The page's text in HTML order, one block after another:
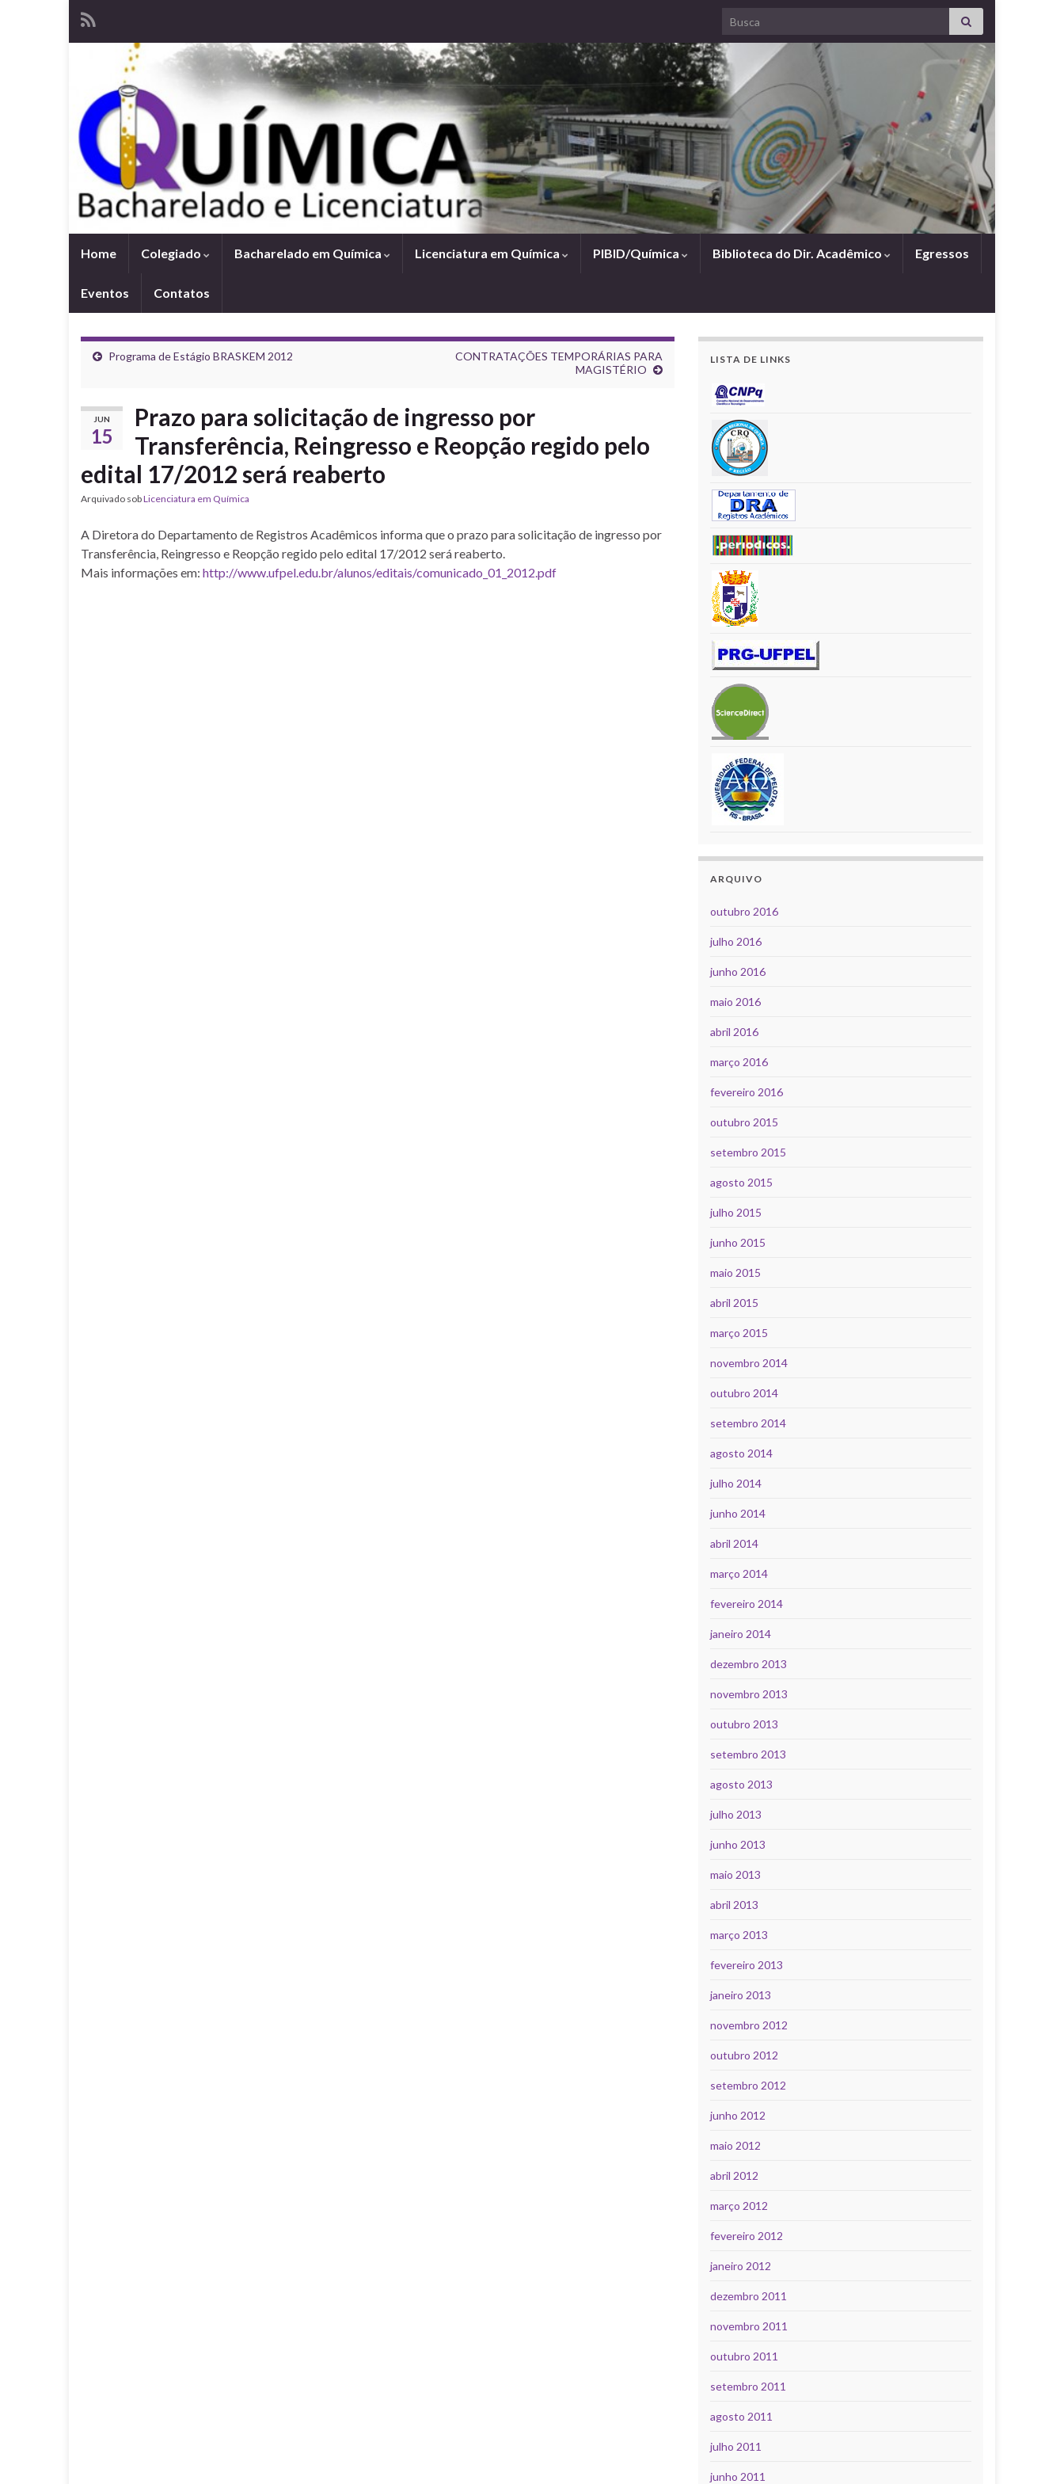
Search for:
Home Colegiado Bacharelado em Química Licenciatura em Química PIBID/Química Biblioteca do Dir. Acadêmico Egressos
Eventos Contatos
Programa de Estágio BRASKEM 2012
CONTRATAÇÕES TEMPORÁRIAS PARA
MAGISTÉRIO
JUN
15
Prazo para solicitação de ingresso por
Transferência, Reingresso e Reopção regido pelo
edital 17/2012 será reaberto
Arquivado sobLicenciatura em Química
A Diretora do Departamento de Registros Acadêmicos informa que o prazo para solicitação de ingresso por
Transferência, Reingresso e Reopção regido pelo edital 17/2012 será reaberto.
Mais informações em: http://www.ufpel.edu.br/alunos/editais/comunicado_01_2012.pdf
LISTA DE LINKS
ARQUIVO
outubro 2016
julho 2016
junho 2016
maio 2016
abril 2016
março 2016
fevereiro 2016
outubro 2015
setembro 2015
agosto 2015
julho 2015
junho 2015
maio 2015
abril 2015
março 2015
novembro 2014
outubro 2014
setembro 2014
agosto 2014
julho 2014
junho 2014
abril 2014
março 2014
fevereiro 2014
janeiro 2014
dezembro 2013
novembro 2013
outubro 2013
setembro 2013
agosto 2013
julho 2013
junho 2013
maio 2013
abril 2013
março 2013
fevereiro 2013
janeiro 2013
novembro 2012
outubro 2012
setembro 2012
junho 2012
maio 2012
abril 2012
março 2012
fevereiro 2012
janeiro 2012
dezembro 2011
novembro 2011
outubro 2011
setembro 2011
agosto 2011
julho 2011
junho 2011